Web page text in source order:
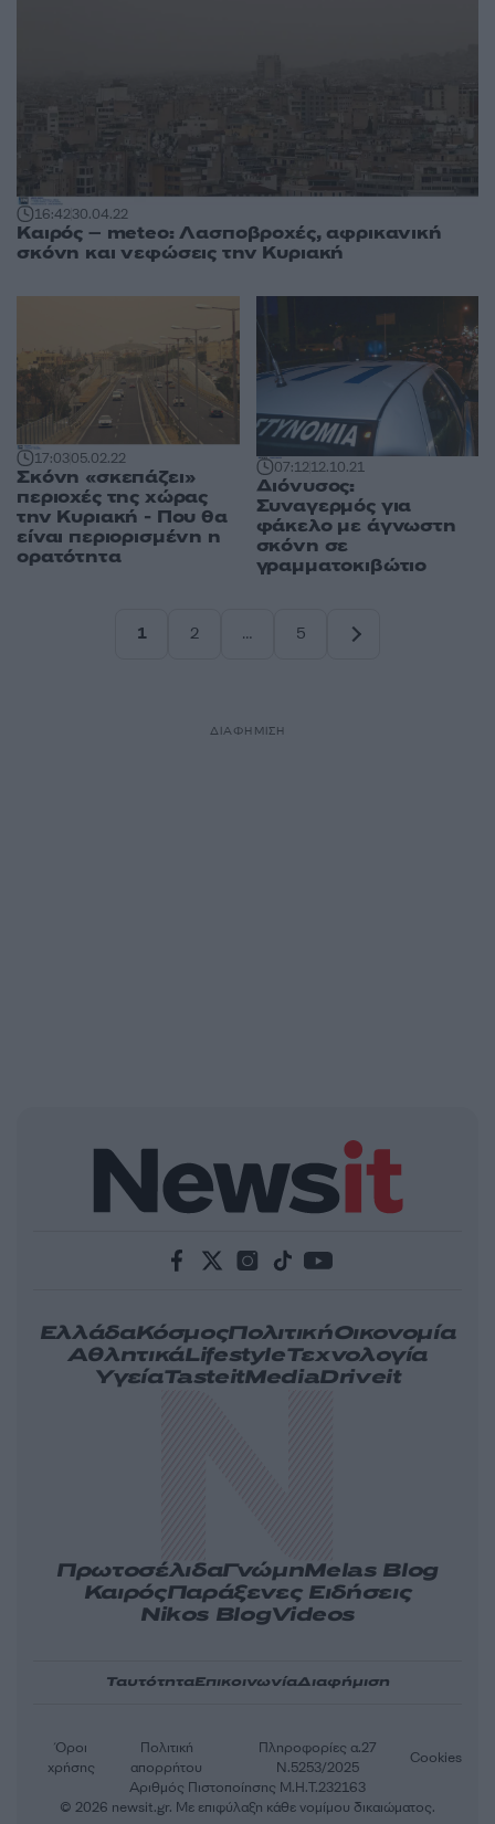
16:4230.04.22
Καιρός – meteo: Λασποβροχές, αφρικανική
σκόνη και νεφώσεις την Κυριακή
17:0305.02.22
Σκόνη «σκεπάζει»
περιοχές της χώρας
την Κυριακή - Που θα
είναι περιορισμένη η
ορατότητα
07:1212.10.21
Διόνυσος:
Συναγερμός για
φάκελο με άγνωστη
σκόνη σε
γραμματοκιβώτιο
1
2
…
5
ΔΙΑΦΗΜΙΣΗ
ΕλλάδαΚόσμοςΠολιτικήΟικονομία
ΑθλητικάLifestyleΤεχνολογία
ΥγείαTasteitMediaDriveit
ΠρωτοσέλιδαΓνώμηMelas Blog
ΚαιρόςΠαράξενες Ειδήσεις
Nikos BlogVideos
ΤαυτότηταΕπικοινωνίαΔιαφήμιση
Αριθμός Πιστοποίησης Μ.Η.Τ.232163
Όροι
χρήσης
Πολιτική
απορρήτου
Πληροφορίες α.27
Ν.5253/2025
Cookies
© 2026 newsit.gr. Με επιφύλαξη κάθε νομίμου δικαιώματος.